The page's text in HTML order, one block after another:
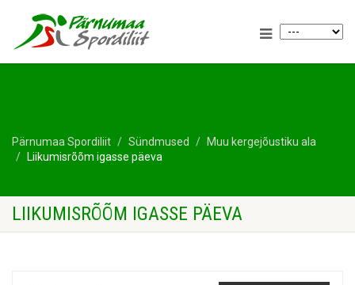
Pärnumaa Spordiliit Sündmused
Muu kergejõustiku ala
Liikumisrõõm igasse päeva
LIIKUMISRÕÕM IGASSE PÄEVA